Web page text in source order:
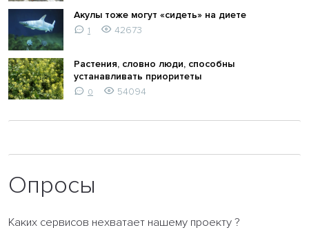
Акулы тоже могут «сидеть» на диете
1 42673
Растения, словно люди, способны
устанавливать приоритеты
0 54094
Опросы
Каких сервисов нехватает нашему проекту ?